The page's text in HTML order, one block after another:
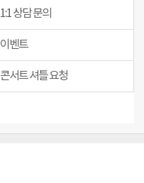
1:1 상담 문의
이벤트
콘서트 셔틀 요청